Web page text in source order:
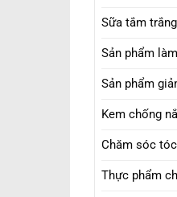
Sữa tắm
Sản phẩm
Sản phẩm
Kem chống
Chăm sóc tóc
Thực phẩm